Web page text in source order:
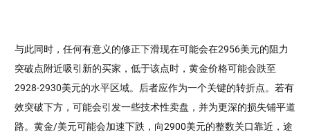
与此同时，任何有意义的修正下滑现在可能会在2956美元的阻力
突破点附近吸引新的买家，低于该点时，黄金价格可能会跌至
2928-2930美元的水平区域。后者应作为一个关键的转折点。若有
效突破下方，可能会引发一些技术性卖盘，并为更深的损失铺平道
路。黄金/美元可能会加速下跌，向2900美元的整数关口靠近，途